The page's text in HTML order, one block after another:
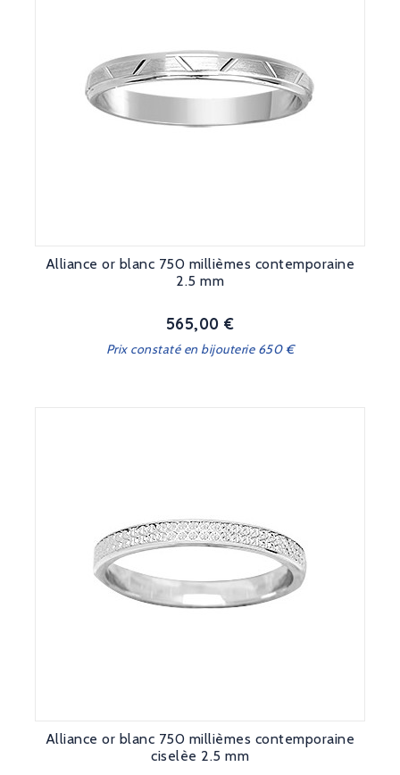
Alliance or blanc 750 millièmes contemporaine
2.5 mm
Prix
565,00 €
Prix constaté en bijouterie 650 €
Alliance or blanc 750 millièmes contemporaine
ciselèe 2.5 mm